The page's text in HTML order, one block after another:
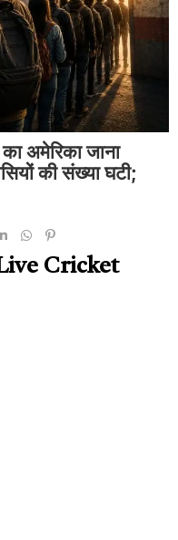
अमेरिका जाना
की संख्या घटी;
Cricket